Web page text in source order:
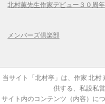
北村薫先生作家デビュー３０周
メンバーズ倶楽部
当サイト「北村亭」は、作家 北
供する、私設私
サイト内のコンテンツ（内容）に